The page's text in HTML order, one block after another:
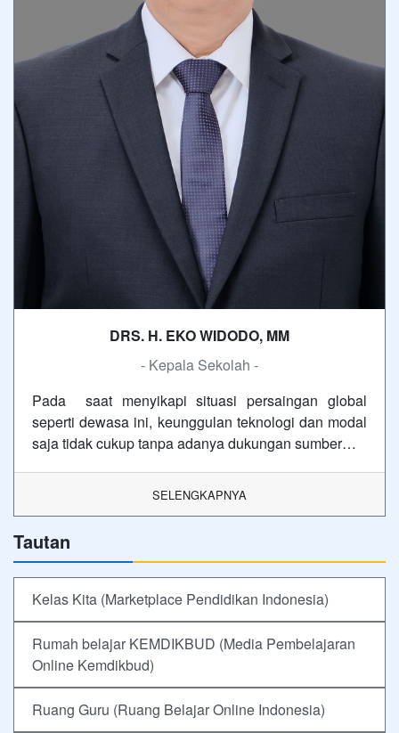
DRS. H. EKO WIDODO, MM
- Kepala Sekolah -
Pada saat menyikapi situasi persaingan global
seperti dewasa ini, keunggulan teknologi dan modal
saja tidak cukup tanpa adanya dukungan sumber…
SELENGKAPNYA
Tautan
Kelas Kita (Marketplace Pendidikan Indonesia)
Rumah belajar KEMDIKBUD (Media Pembelajaran
Online Kemdikbud)
Ruang Guru (Ruang Belajar Online Indonesia)